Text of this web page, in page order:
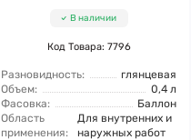
В наличии
Код Товара: 7796
Разновидность:
глянцевая
Объем:
0,4 л
Фасовка:
Баллон
Область
применения:
Для внутренних и
наружных работ